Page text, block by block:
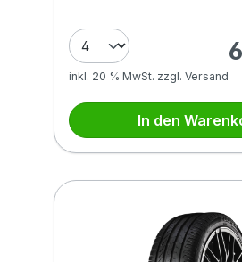
inkl. 20 % MwSt. zzgl. Versand
In den